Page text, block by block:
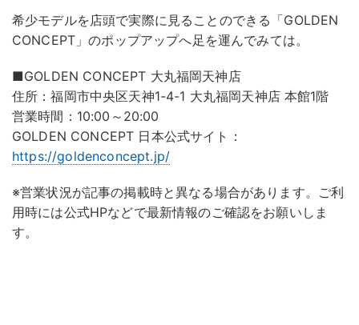
希少モデルを店頭で実際に見ることのできる「GOLDEN
CONCEPT」のポップアップへ足を運んでみては。
■GOLDEN CONCEPT 大丸福岡天神店
住所：福岡市中央区天神1-4-1 大丸福岡天神店 本館1階
営業時間：10:00～20:00
GOLDEN CONCEPT 日本公式サイト：
https://goldenconcept.jp/
※営業状況が記事の掲載時と異なる場合があります。ご利
用時には公式HPなどで最新情報のご確認をお願いしま
す。